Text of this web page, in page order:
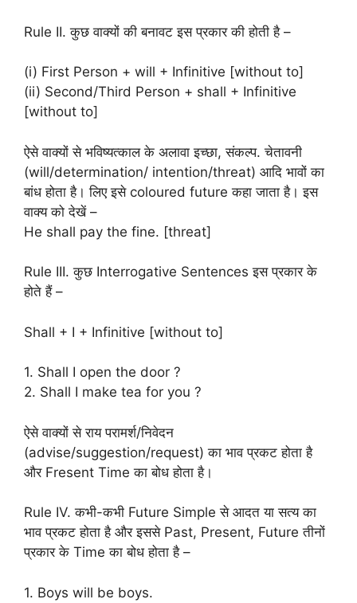
Rule II. कुछ वाक्यों की बनावट इस प्रकार की होती है –
(i) First Person + will + Infinitive [without to]
(ii) Second/Third Person + shall + Infinitive
[without to]
ऐसे वाक्यों से भविष्यत्काल के अलावा इच्छा, संकल्प. चेतावनी
(will/determination/ intention/threat) आदि भावों का
बांध होता है। लिए इसे coloured future कहा जाता है। इस
वाक्य को देखें –
He shall pay the fine. [threat]
Rule III. कुछ Interrogative Sentences इस प्रकार के
होते हैं –
Shall + I + Infinitive [without to]
1. Shall I open the door ?
2. Shall I make tea for you ?
ऐसे वाक्यों से राय परामर्श/निवेदन
(advise/suggestion/request) का भाव प्रकट होता है
और Fresent Time का बोध होता है।
Rule IV. कभी-कभी Future Simple से आदत या सत्य का
भाव प्रकट होता है और इससे Past, Present, Future तीनों
प्रकार के Time का बोध होता है –
1. Boys will be boys.